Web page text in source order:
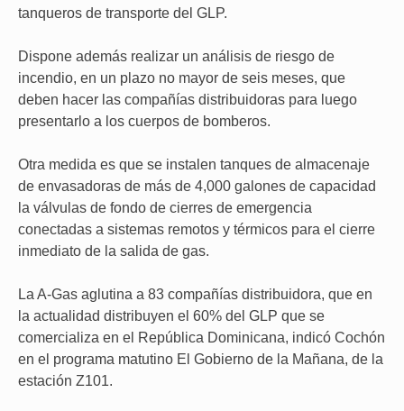
tanqueros de transporte del GLP.
Dispone además realizar un análisis de riesgo de
incendio, en un plazo no mayor de seis meses, que
deben hacer las compañías distribuidoras para luego
presentarlo a los cuerpos de bomberos.
Otra medida es que se instalen tanques de almacenaje
de envasadoras de más de 4,000 galones de capacidad
la válvulas de fondo de cierres de emergencia
conectadas a sistemas remotos y térmicos para el cierre
inmediato de la salida de gas.
La A-Gas aglutina a 83 compañías distribuidora, que en
la actualidad distribuyen el 60% del GLP que se
comercializa en el República Dominicana, indicó Cochón
en el programa matutino El Gobierno de la Mañana, de la
estación Z101.